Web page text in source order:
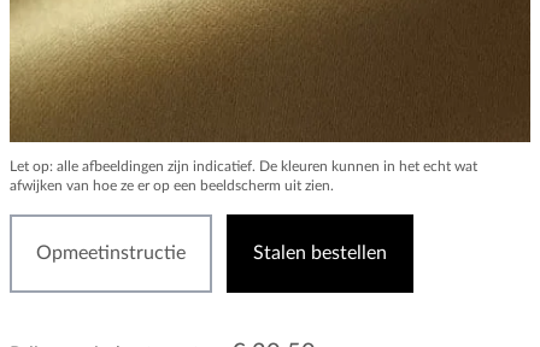
Let op: alle afbeeldingen zijn indicatief. De kleuren kunnen in het echt wat
afwijken van hoe ze er op een beeldscherm uit zien.
Opmeetinstructie Stalen bestellen